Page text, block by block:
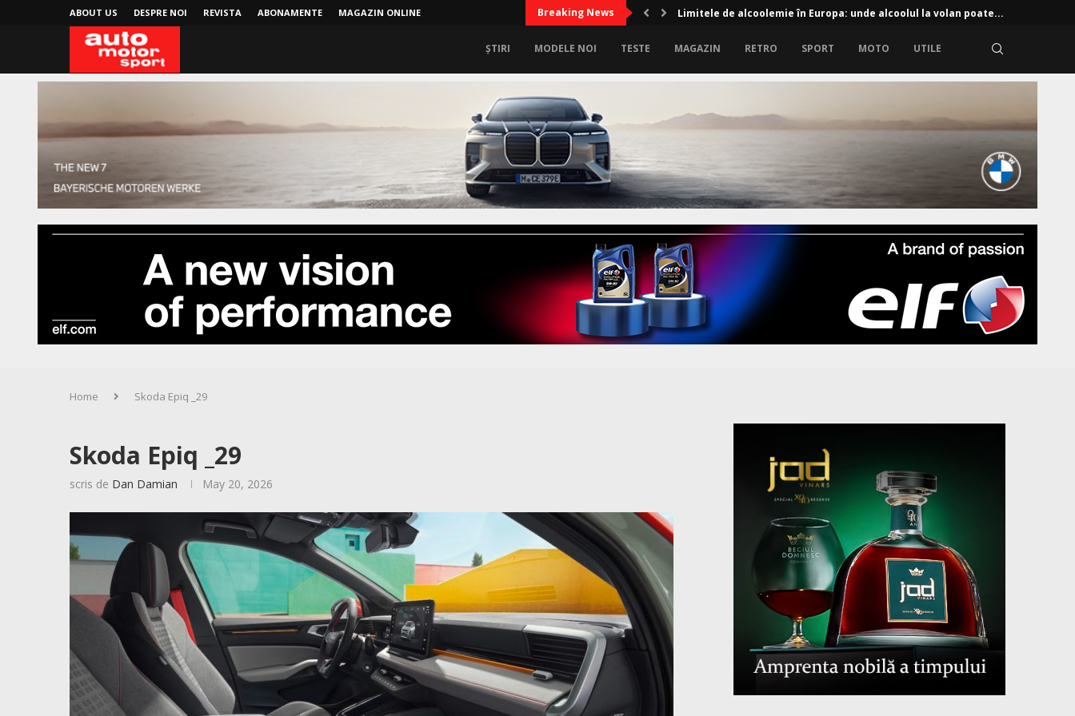
ABOUT US DESPRE NOI REVISTA ABONAMENTE MAGAZIN ONLINE Breaking News Limitele de alcoolemie în Europa: unde alcoolul la volan poate...
ȘTIRI MODELE NOI TESTE MAGAZIN RETRO SPORT MOTO UTILE
Home Skoda Epiq _29
Skoda Epiq _29
scris de Dan Damian May 20, 2026